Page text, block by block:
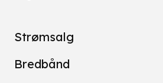
Strømsalg
Bredbånd